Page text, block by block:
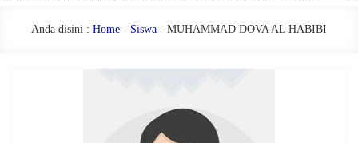
Anda disini : Home - Siswa - MUHAMMAD DOVA AL HABIBI